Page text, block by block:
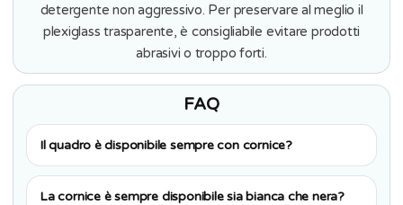
detergente non aggressivo. Per preservare al meglio il
plexiglass trasparente, è consigliabile evitare prodotti
abrasivi o troppo forti.
FAQ
Il quadro è disponibile sempre con cornice?
La cornice è sempre disponibile sia bianca che nera?